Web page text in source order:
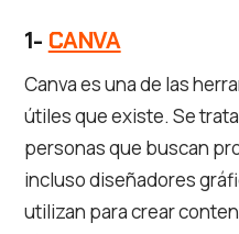
1- CANVA
Canva es una de las
útiles que existe. Se
personas que buscan
incluso diseñadores
utilizan para crear